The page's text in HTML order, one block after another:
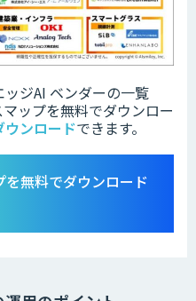
ジAI ベンダーの一覧
ップを無料でダウンロー
ウンロードできます。
を無料でダウンロード